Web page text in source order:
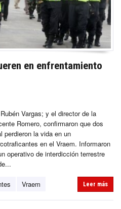
en enfrentamiento
Vargas; y el director de la
Romero, confirmaron que dos
perdieron la vida en un
en el Vraem. Informaron
operativo de interdicción terrestre
Vraem Leer más